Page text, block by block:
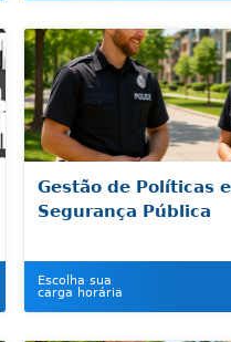
Gestão de Políticas
Segurança Pública
Escolha sua
carga horária